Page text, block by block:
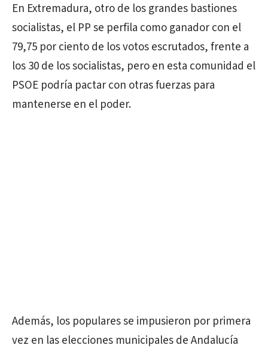
En Extremadura, otro de los grandes bastiones
socialistas, el PP se perfila como ganador con el
79,75 por ciento de los votos escrutados, frente a
los 30 de los socialistas, pero en esta comunidad el
PSOE podría pactar con otras fuerzas para
mantenerse en el poder.
Además, los populares se impusieron por primera
vez en las elecciones municipales de Andalucía